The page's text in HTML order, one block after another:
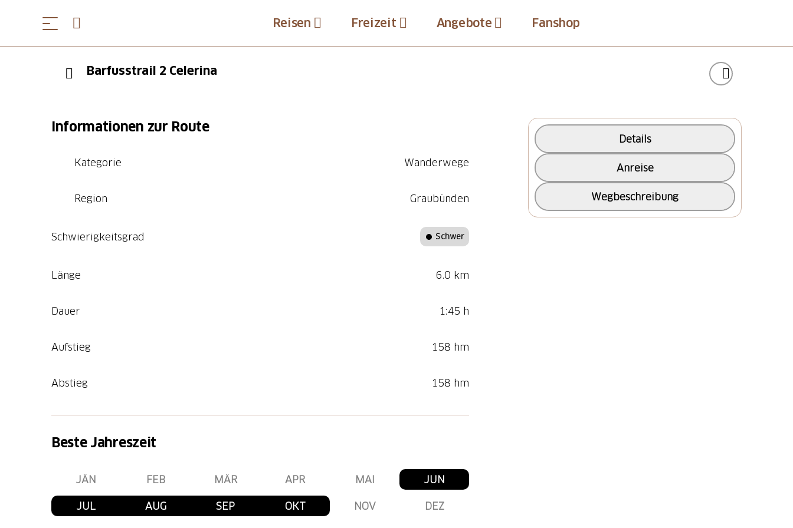
Reisen Freizeit Angebote Fanshop
Barfusstrail 2 Celerina
Informationen zur Route
Kategorie Wanderwege
Region Graubünden
Schwierigkeitsgrad Schwer
Länge 6.0 km
Dauer 1:45 h
Aufstieg 158 hm
Abstieg 158 hm
Beste Jahreszeit
JÄN FEB MÄR APR MAI JUN
JUL AUG SEP OKT NOV DEZ
Details
Anreise
Wegbeschreibung